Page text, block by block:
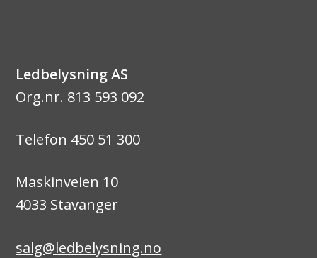
Ledbelysning AS
Org.nr. 813 593 092
Telefon 450 51 300
Maskinveien 10
4033 Stavanger
salg@ledbelysning.no